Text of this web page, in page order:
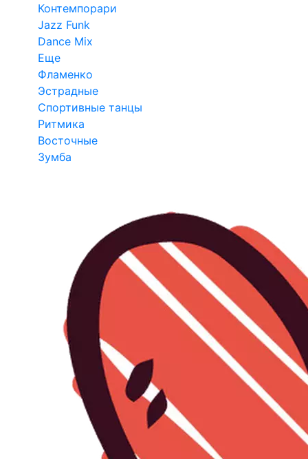
Контемпорари
Jazz Funk
Dance Mix
Еще
Фламенко
Эстрадные
Спортивные танцы
Ритмика
Восточные
Зумба